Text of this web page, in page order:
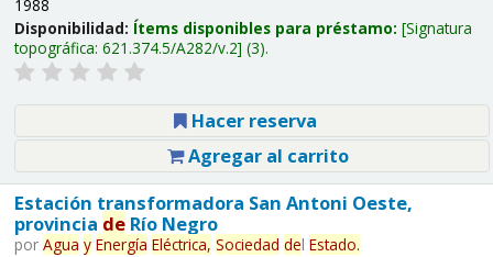
1988
Disponibilidad: Ítems disponibles para préstamo: Signatura
topográfica: 621.374.5/A282/v.2 (3).
Hacer reserva
Agregar al carrito
Estación transformadora San Antoni Oeste,
provincia deRío Negro
por Agua y Energía Eléctrica, Sociedad del Estado.